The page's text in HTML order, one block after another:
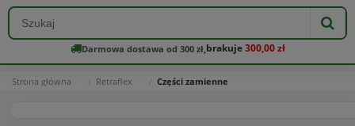
Darmowa dostawa od 300 zł, brakuje300,00 zł
Strona główna Retraflex Części zamienne